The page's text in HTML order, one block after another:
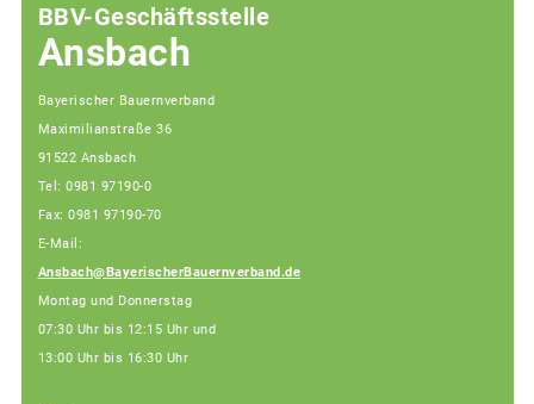
BBV-Geschäftsstelle
Ansbach
Bayerischer Bauernverband
Maximilianstraße 36
91522 Ansbach
Tel: 0981 97190-0
Fax: 0981 97190-70
E-Mail:
Ansbach@BayerischerBauernverband.de
Montag und Donnerstag
07:30 Uhr bis 12:15 Uhr und
13:00 Uhr bis 16:30 Uhr